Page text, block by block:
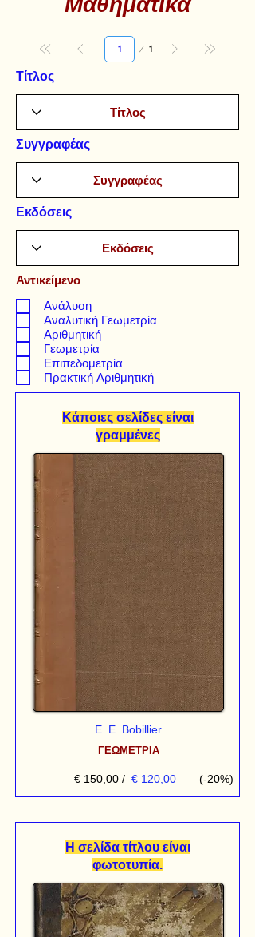
1
Σελίδα
Τίτλος
Συγγραφέας
Εκδόσεις
Αντικείμενο
Ανάλυση
Αναλυτική Γεωμετρία
Αριθμητική
Γεωμετρία
Επιπεδομετρία
Πρακτική Αριθμητική
Κάποιες σελίδες είναι
γραμμένες
Ε. Ε. Bobillier
ΓΕΩΜΕΤΡΙΑ
€ 150,00 / € 120,00 (-20%)
Η σελίδα τίτλου είναι
φωτοτυπία.